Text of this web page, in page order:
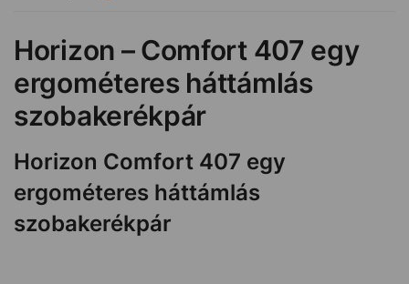
Horizon – Comfort 407 egy
ergométeres háttámlás
szobakerékpár
Horizon Comfort 407 egy
ergométeres háttámlás
szobakerékpár